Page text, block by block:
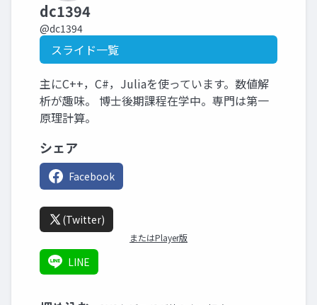
dc1394
@dc1394
スライド一覧
主にC++，C#，Juliaを使っています。数値解
析が趣味。 博士後期課程在学中。専門は第一
原理計算。
シェア
Facebook
(Twitter)
またはPlayer版
LINE